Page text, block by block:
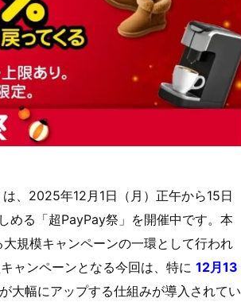
、2025年12月1日（月）正午から15日
める「超PayPay祭」を開催中です。本
規模キャンペーンの一環として行われ
ャンペーンとなる今回は、特に 12月13
大幅にアップする仕組みが導入されてい